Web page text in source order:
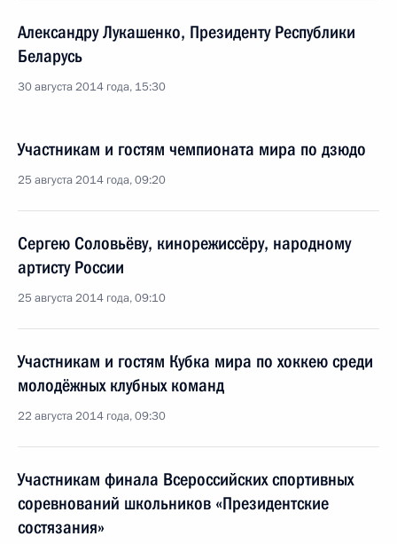
Александру Лукашенко, Президенту Республики
Беларусь
30 августа 2014 года, 15:30
Участникам и гостям чемпионата мира по дзюдо
25 августа 2014 года, 09:20
Сергею Соловьёву, кинорежиссёру, народному
артисту России
25 августа 2014 года, 09:10
Участникам и гостям Кубка мира по хоккею среди
молодёжных клубных команд
22 августа 2014 года, 09:30
Участникам финала Всероссийских спортивных
соревнований школьников «Президентские
состязания»